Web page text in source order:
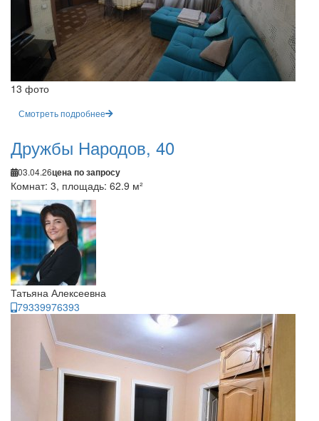
13 фото
Смотреть подробнее
Дружбы Народов, 40
03.04.26цена по запросу
Комнат: 3, площадь: 62.9 м²
Татьяна Алексеевна
79339976393